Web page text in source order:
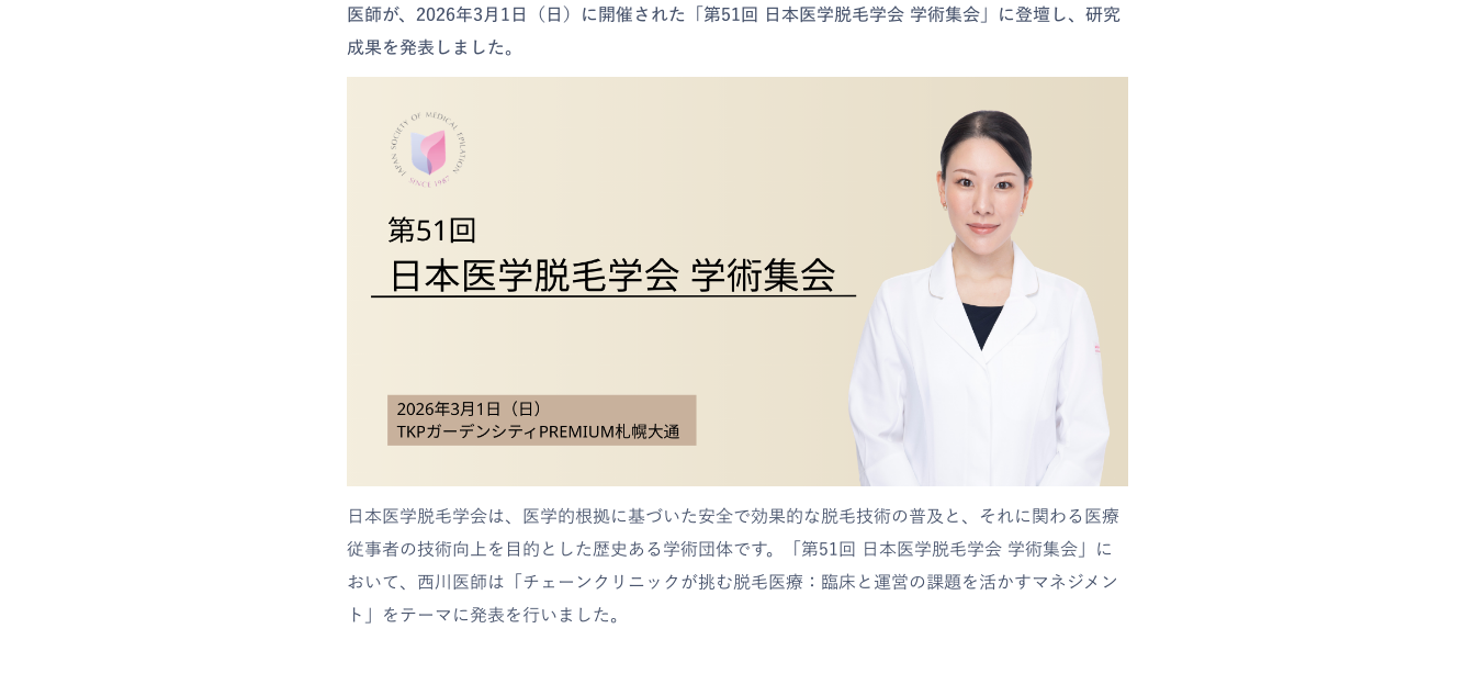
医師が、2026年3月1日（日）に開催された「第51回 日本医学脱毛学会 学術集会」に登壇し、研究
成果を発表しました。
日本医学脱毛学会は、医学的根拠に基づいた安全で効果的な脱毛技術の普及と、それに関わる医療
従事者の技術向上を目的とした歴史ある学術団体です。「第51回 日本医学脱毛学会 学術集会」に
おいて、西川医師は「チェーンクリニックが挑む脱毛医療：臨床と運営の課題を活かすマネジメン
ト」をテーマに発表を行いました。